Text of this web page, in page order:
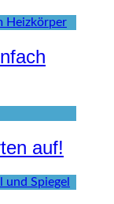
auf!